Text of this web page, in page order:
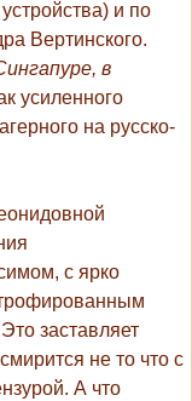
и по
Вертинского.
в
усиленного
на русско-
с ярко
заставляет
не то что с
А что